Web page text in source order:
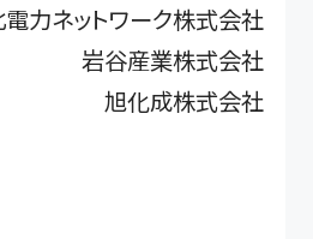
力ネットワーク株式会社
岩谷産業株式会社
旭化成株式会社